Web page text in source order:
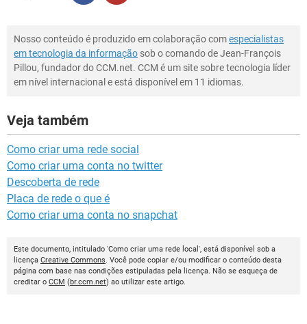
Nosso conteúdo é produzido em colaboração comespecialistas
em tecnologia da informação sob o comando de Jean-François
Pillou, fundador do CCM.net. CCM é um site sobre tecnologia líder
em nível internacional e está disponível em 11 idiomas.
Veja também
Como criar uma rede social
Como criar uma conta no twitter
Descoberta de rede
Placa de rede o que é
Como criar uma conta no snapchat
Este documento, intitulado 'Como criar uma rede local', está disponível sob a
licença Creative Commons. Você pode copiar e/ou modificar o conteúdo desta
página com base nas condições estipuladas pela licença. Não se esqueça de
creditar o CCM (br.ccm.net) ao utilizar este artigo.